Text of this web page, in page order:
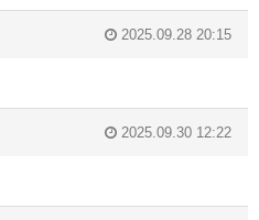
2025.09.28 20:15
2025.09.30 12:22